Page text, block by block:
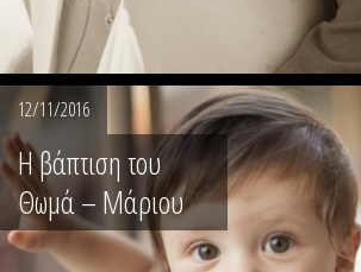
12/11/2016
Η βάπτιση του
Θωμά – Μάριου